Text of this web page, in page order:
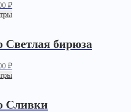
₽
бирюза
₽
Сливки